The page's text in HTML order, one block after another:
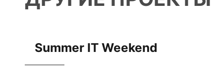
Summer IT Weekend